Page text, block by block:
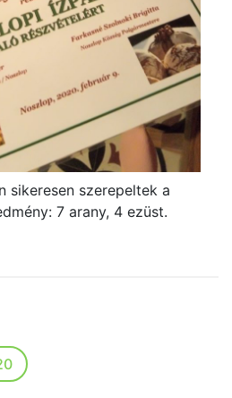
sikeresen szerepeltek a
7 arany, 4 ezüst.